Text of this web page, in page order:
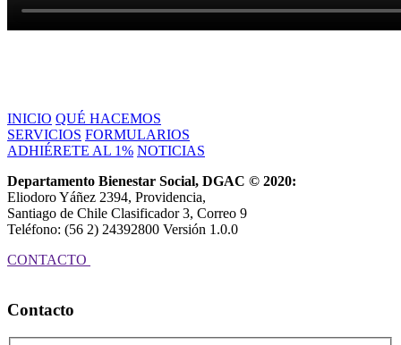
INICIO QUÉ HACEMOS
SERVICIOS FORMULARIOS
ADHIÉRETE AL 1% NOTICIAS
Departamento Bienestar Social, DGAC © 2020:
Eliodoro Yáñez 2394, Providencia,
Santiago de Chile Clasificador 3, Correo 9
Teléfono: (56 2) 24392800 Versión 1.0.0
CONTACTO
Contacto